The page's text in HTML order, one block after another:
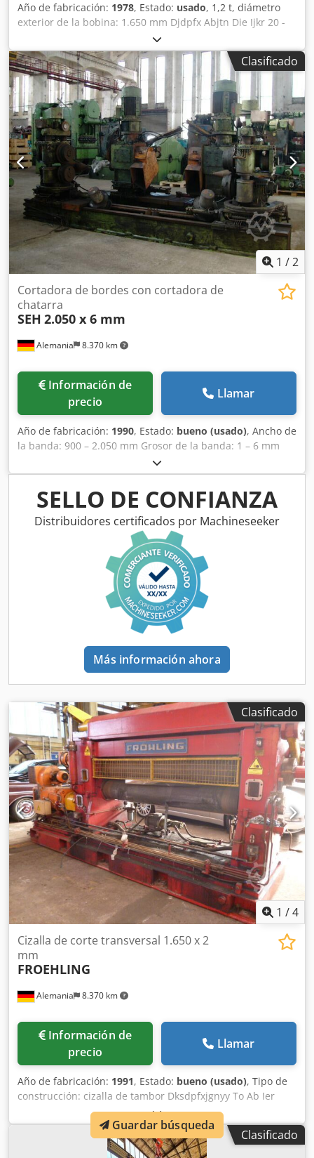
Año de fabricación: 1978, Estado: usado, 1,2 t, diámetro
exterior de la bobina: 1.650 mm Djdpfx Abjtn Die Ijkr 20 -
Clasificado
1 /2
Alemania 8.370 km
Cortadora de bordes con cortadora de
chatarra
SEH 2.050 x 6 mm
Información de
precio
Llamar
Año de fabricación: 1990, Estado: bueno (usado), Ancho de
la banda: 900 – 2.050 mm Grosor de la banda: 1 – 6 mm
Ancho de la banda de revestimiento: 5 – 50 mm Material
de referencia (resistencia a la tracción): 1.000 N/mm²
Dkedpfx Absbicbzs Ijr
SELLO DE CONFIANZA
Distribuidores certificados por Machineseeker
Más información ahora
Clasificado
1 /4
Alemania 8.370 km
Cizalla de corte transversal 1.650 x 2
mm
FROEHLING
Información de
precio
Llamar
Año de fabricación: 1991, Estado: bueno (usado), Tipo de
construcción: cizalla de tambor Dksdpfxjgnyy To Ab Ier
Ancho de la banda: 500 - 1.650 mm Grosor de la banda: 0,3
- 2 mm
Clasificado
Guardar búsqueda